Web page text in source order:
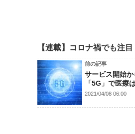
【連載】コロナ禍でも注
前の記事
サービス開始
「5G」で医療
2021/04/08 06:00